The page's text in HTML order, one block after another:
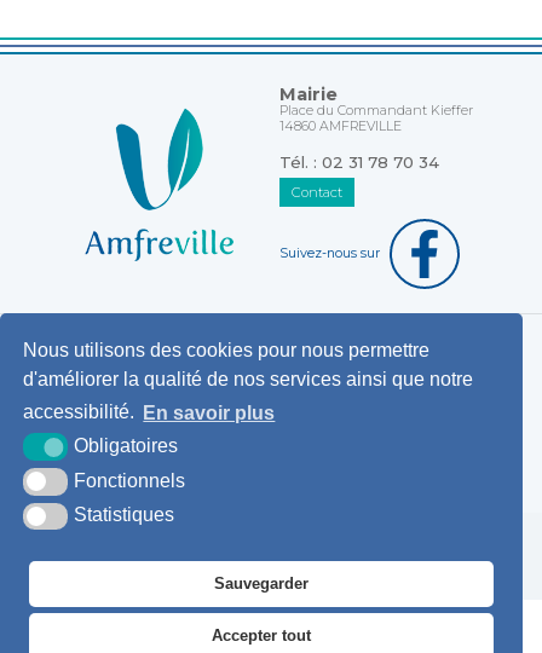
Nous utilisons des cookies pour nous permettre
d'améliorer la qualité de nos services ainsi que notre
accessibilité.
En savoir plus
Obligatoires
Fonctionnels
Statistiques
Sauvegarder
Accepter tout
Mairie
Place du Commandant Kieffer
14860 AMFREVILLE
Tél. : 02 31 78 70 34
Contact
Suivez-nous sur
Horaires d'ouverture au public
Pemanences des élus
Démarches administratives
Agence postale communale
site
légales